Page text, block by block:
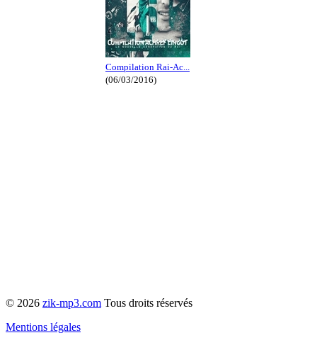
Compilation Rai-Ac...
(06/03/2016)
© 2026 zik-mp3.com Tous droits réservés
Mentions légales